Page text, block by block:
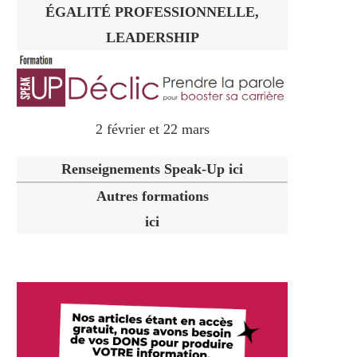
ÉGALITÉ PROFESSIONNELLE,
LEADERSHIP
2 février et 22 mars
Renseignements Speak-Up ici
Autres formations
ici